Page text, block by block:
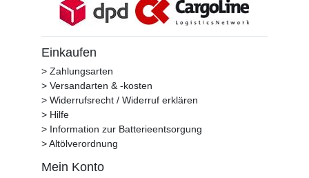
Einkaufen
> Zahlungsarten
> Versandarten & -kosten
> Widerrufsrecht / Widerruf erklären
> Hilfe
> Information zur Batterieentsorgung
> Altölverordnung
Mein Konto